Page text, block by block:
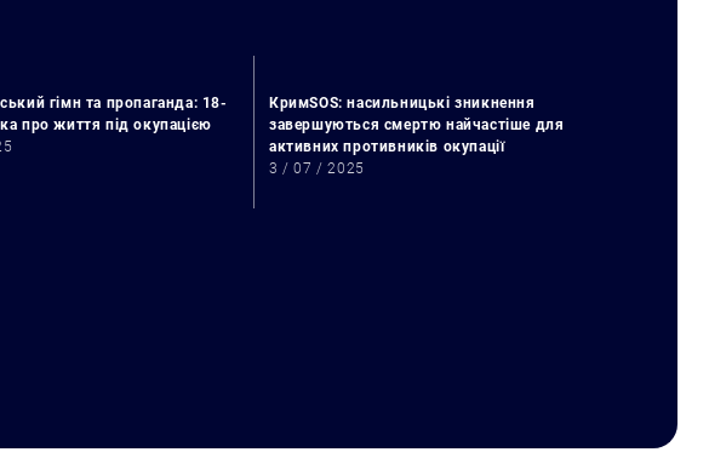
гімн та пропаганда: 18-
про життя під окупацією
КримSOS: насильницькі зникнення
завершуються смертю найчастіше для
активних противників окупації
3 / 07 / 2025